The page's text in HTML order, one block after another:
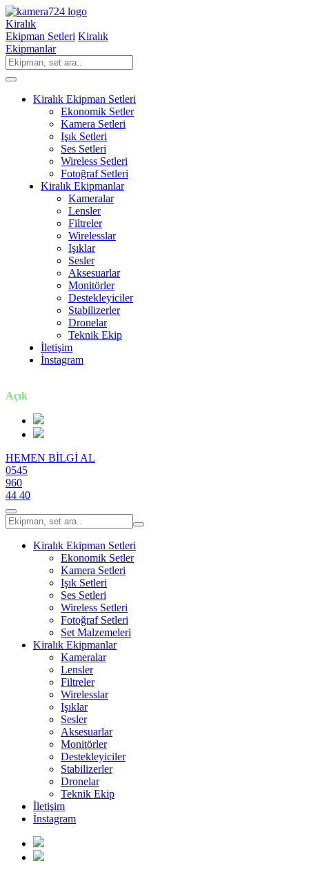
Kiralık
Ekipman Setleri Kiralık
Ekipmanlar
Kiralık Ekipman Setleri
Ekonomik Setler
Kamera Setleri
Işık Setleri
Ses Setleri
Wireless Setleri
Fotoğraf Setleri
Kiralık Ekipmanlar
Kameralar
Lensler
Filtreler
Wirelesslar
Işıklar
Sesler
Aksesuarlar
Monitörler
Destekleyiciler
Stabilizerler
Dronelar
Teknik Ekip
İletişim
İnstagram
Açık
HEMEN BİLGİ AL
0545
960
44 40
Kiralık Ekipman Setleri
Ekonomik Setler
Kamera Setleri
Işık Setleri
Ses Setleri
Wireless Setleri
Fotoğraf Setleri
Set Malzemeleri
Kiralık Ekipmanlar
Kameralar
Lensler
Filtreler
Wirelesslar
Işıklar
Sesler
Aksesuarlar
Monitörler
Destekleyiciler
Stabilizerler
Dronelar
Teknik Ekip
İletişim
İnstagram